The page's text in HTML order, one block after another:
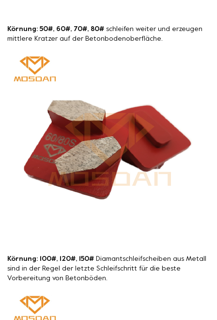
Körnung: 50#, 60#, 70#, 80# schleifen weiter und erzeugen
mittlere Kratzer auf der Betonbodenoberfläche.
Körnung: 100#, 120#, 150#
Diamantschleifscheiben aus Metall
sind in der Regel der letzte Schleifschritt für die beste
Vorbereitung von Betonböden.